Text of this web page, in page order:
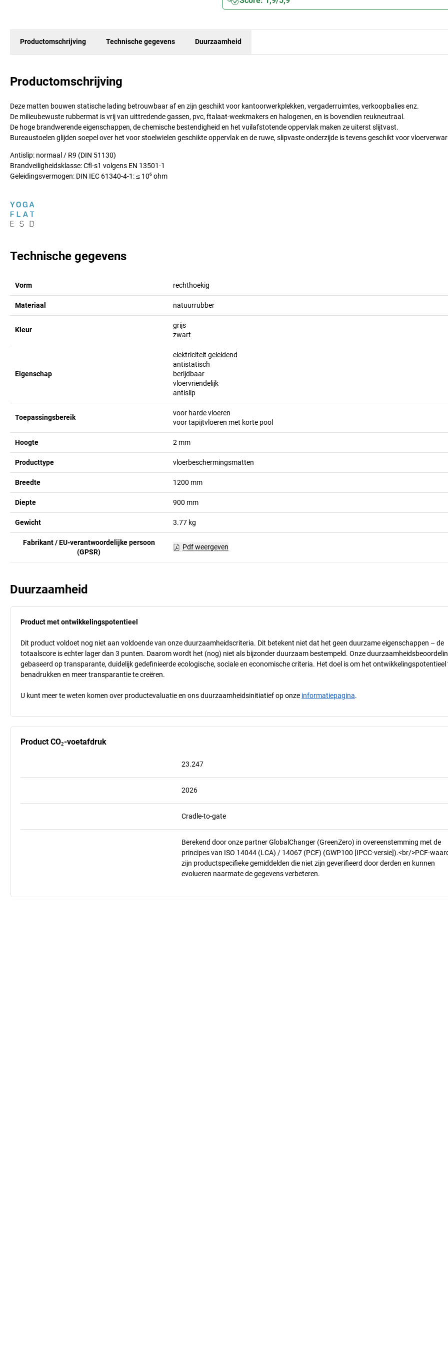
Productomschrijving Technische gegevens Duurzaamheid
Productomschrijving
Deze matten bouwen statische lading betrouwbaar af en zijn geschikt voor kantoorwerkplekken, vergaderruimtes, verkoopbalies enz.
De milieubewuste rubbermat is vrij van uittredende gassen, pvc, ftalaat-weekmakers en halogenen, en is bovendien reukneutraal.
De hoge brandwerende eigenschappen, de chemische bestendigheid en het vuilafstotende oppervlak maken ze uiterst slijtvast.
Bureaustoelen glijden soepel over het voor stoelwielen geschikte oppervlak en de ruwe, slipvaste onderzijde is tevens geschikt voor
Antislip: normaal / R9 (DIN 51130)
Brandveiligheidsklasse: Cfl-s1 volgens EN 13501-1
Geleidingsvermogen: DIN IEC 61340-4-1: ≤ 10⁶ ohm
Technische gegevens
Vorm rechthoekig
Materiaal natuurrubber
Kleur
grijs
zwart
Eigenschap
elektriciteit geleidend
antistatisch
berijdbaar
vloervriendelijk
antislip
Toepassingsbereik
voor harde vloeren
voor tapijtvloeren met korte pool
Hoogte 2 mm
Producttype vloerbeschermingsmatten
Breedte 1200 mm
Diepte 900 mm
Gewicht 3.77 kg
Fabrikant / EU-verantwoordelijke persoon
(GPSR)
Pdf weergeven
Duurzaamheid
Product met ontwikkelingspotentieel
Dit product voldoet nog niet aan voldoende van onze duurzaamheidscriteria. Dit betekent niet dat het geen duurzame eigenschappen – de
totaalscore is echter lager dan 3 punten. Daarom wordt het (nog) niet als bijzonder duurzaam bestempeld. Onze
gebaseerd op transparante, duidelijk gedefinieerde ecologische, sociale en economische criteria. Het doel is om het ontwikkelingspotentieel
benadrukken en meer transparantie te creëren.
U kunt meer te weten komen over productevaluatie en ons duurzaamheidsinitiatief op onze informatiepagina.
Product CO₂-voetafdruk
23.247
2026
Cradle-to-gate
Berekend door onze partner GlobalChanger (GreenZero) in overeenstemming met de
principes van ISO 14044 (LCA) / 14067 (PCF) (GWP100 [IPCC-versie]).<br/>PCF-
zijn productspecifieke gemiddelden die niet zijn geverifieerd door derden en kunnen
evolueren naarmate de gegevens verbeteren.